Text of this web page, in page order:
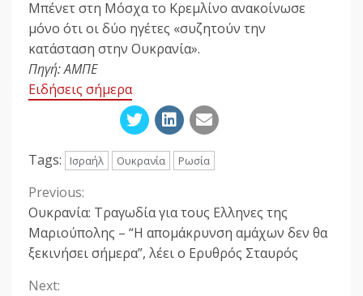
Μπένετ στη Μόσχα το Κρεμλίνο ανακοίνωσε
μόνο ότι οι δύο ηγέτες «συζητούν την
κατάσταση στην Ουκρανία».
Πηγή: ΑΜΠΕ
Ειδήσεις σήμερα
Tags: Ισραήλ Ουκρανία Ρωσία
Continue
Reading
Previous:
Ουκρανία: Τραγωδία για τους Ελληνες της
Μαριούπολης – “Η απομάκρυνση αμάχων δεν θα
ξεκινήσει σήμερα”, λέει ο Ερυθρός Σταυρός
Next: